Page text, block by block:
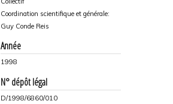
Coordination scientifique et générale:
Guy Conde Reis
Année
1998
N° dépôt légal
D/1998/6860/010